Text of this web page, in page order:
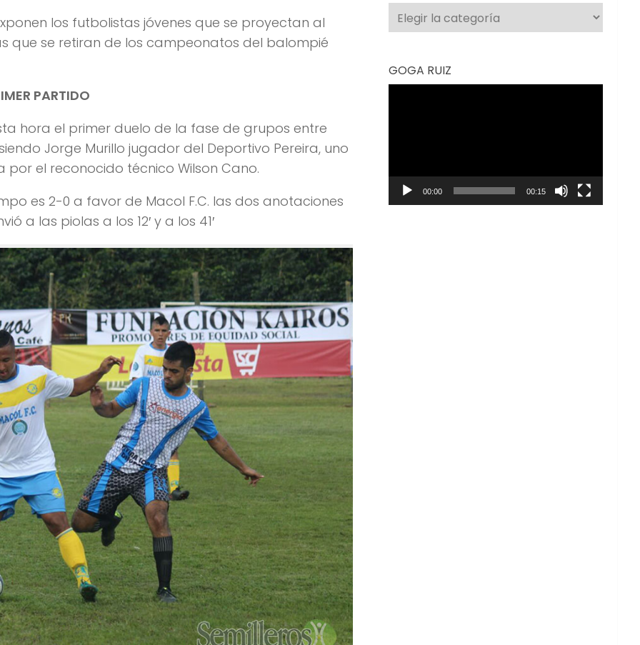
los futbolistas jóvenes que se proyectan al
que se retiran de los campeonatos del balompié
PARTIDO
hora el primer duelo de la fase de grupos entre
Jorge Murillo jugador del Deportivo Pereira, uno
el reconocido técnico Wilson Cano.
es 2-0 a favor de Macol F.C. las dos anotaciones
a las piolas a los 12′ y a los 41′
Categorías
GOGA RUIZ
00:00 00:15